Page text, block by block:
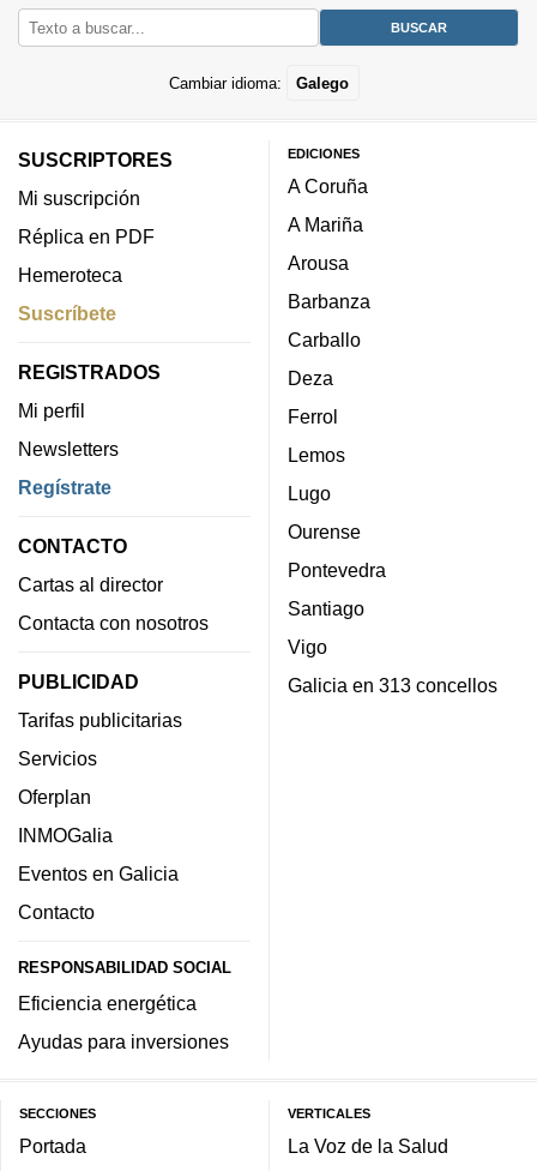
Cambiar idioma: Galego
SUSCRIPTORES
Mi suscripción
Réplica en PDF
Hemeroteca
Suscríbete
REGISTRADOS
Mi perfil
Newsletters
Regístrate
CONTACTO
Cartas al director
Contacta con nosotros
PUBLICIDAD
Tarifas publicitarias
Servicios
Oferplan
INMOGalia
Eventos en Galicia
Contacto
RESPONSABILIDAD SOCIAL
Eficiencia energética
Ayudas para inversiones
EDICIONES
A Coruña
A Mariña
Arousa
Barbanza
Carballo
Deza
Ferrol
Lemos
Lugo
Ourense
Pontevedra
Santiago
Vigo
Galicia en 313 concellos
SECCIONES
Portada
VERTICALES
La Voz de la Salud